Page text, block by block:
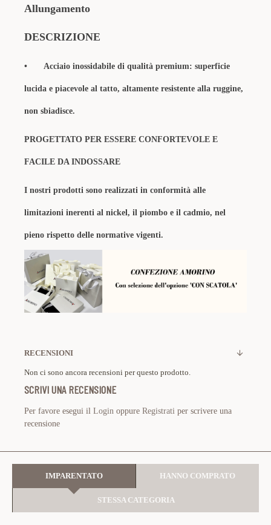
Allungamento
DESCRIZIONE
• Acciaio inossidabile di qualità premium: superficie
lucida e piacevole al tatto, altamente resistente alla ruggine,
non sbiadisce.
PROGETTATO PER ESSERE CONFORTEVOLE E
FACILE DA INDOSSARE
I nostri prodotti sono realizzati in conformità alle
limitazioni inerenti al nickel, il piombo e il cadmio, nel
pieno rispetto delle normative vigenti.
RECENSIONI
Non ci sono ancora recensioni per questo prodotto.
SCRIVI UNA RECENSIONE
Per favore esegui il Login oppure Registrati per scrivere una
recensione
IMPARENTATO HANNO COMPRATO
STESSA CATEGORIA